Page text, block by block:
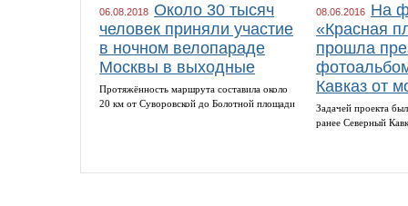
06.08.2018 Около 30 тысяч
человек приняли участие
в ночном велопараде
Москвы в выходные
Протяжённость маршрута составила около
20 км от Суворовской до Болотной площади
08.06.2016 На
«Красная
прошла
Кавказ от
Задачей проекта
ранее Северный